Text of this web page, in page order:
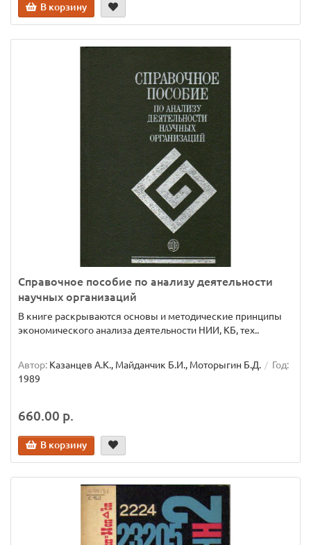
В корзину
Справочное пособие по анализу деятельности
научных организаций
В книге раскрываются основы и методические принципы
экономического анализа деятельности НИИ, КБ, тех..
Автор: Казанцев А.К., Майданчик Б.И., Моторыгин Б.Д.
Год:
1989
660.00 р.
В корзину